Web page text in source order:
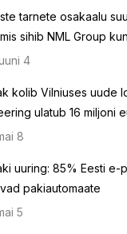
tarnete osakaalu
sihib NML Group
4
kolib Vilniuses uude
ulatub 16 miljoni
8
uuring: 85% Eesti e-
pakiautomaate
5